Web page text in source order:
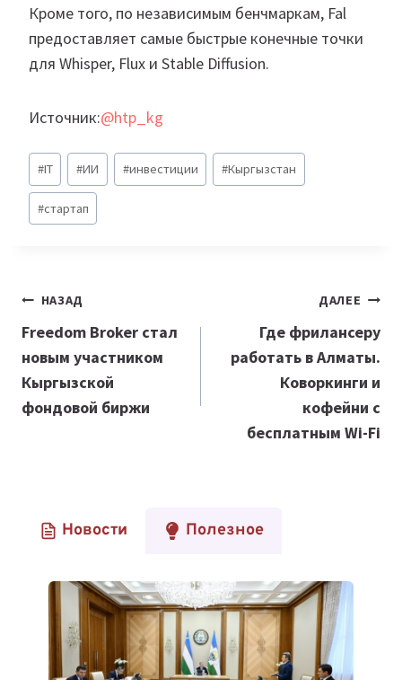
Кроме того, по независимым бенчмаркам, Fal
предоставляет самые быстрые конечные точки
для Whisper, Flux и Stable Diffusion.
Источник:@htp_kg
Метки
записи:
#IT #ИИ #инвестиции #Кыргызстан
#стартап
Навигация
по
записям
НАЗАД
Freedom Broker стал
новым участником
Кыргызской
фондовой биржи
ДАЛЕЕ
Где фрилансеру
работать в Алматы.
Коворкинги и
кофейни с
бесплатным Wi-Fi
Новости Полезное